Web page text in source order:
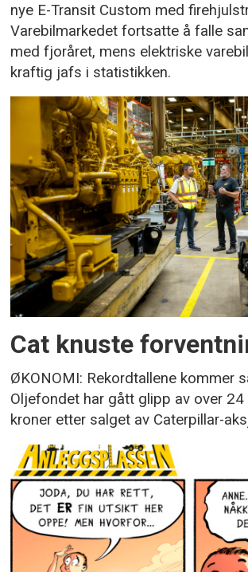
nye E-Transit Custom med
Varebilmarkedet fortsatte å falle
med fjoråret, mens elektriske
kraftig jafs i statistikken.
Cat knuste
ØKONOMI: Rekordtallene kommer
Oljefondet har gått glipp av over 24
kroner etter salget av Caterpillar-